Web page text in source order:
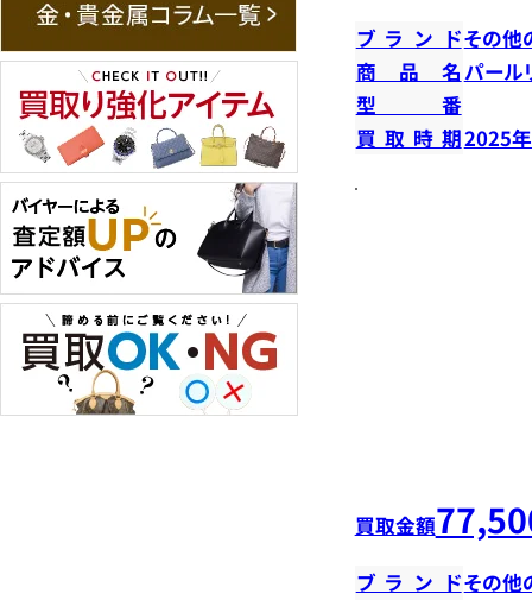
ブランドその他
商品名 パール
型番
買取時期2025
買取金額
ブランドその他